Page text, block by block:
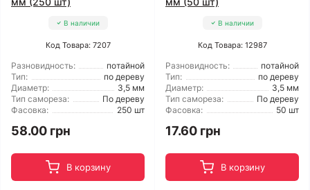
В наличии
Код Товара: 7207
Разновидность:
потайной
Тип:
по дереву
Диаметр:
3,5 мм
Тип самореза:
По дереву
Фасовка:
250 шт
58.00 грн
В корзину
В наличии
Код Товара: 12987
Разновидность:
потайной
Тип:
по дереву
Диаметр:
3,5 мм
Тип самореза:
По дереву
Фасовка:
50 шт
17.60 грн
В корзину